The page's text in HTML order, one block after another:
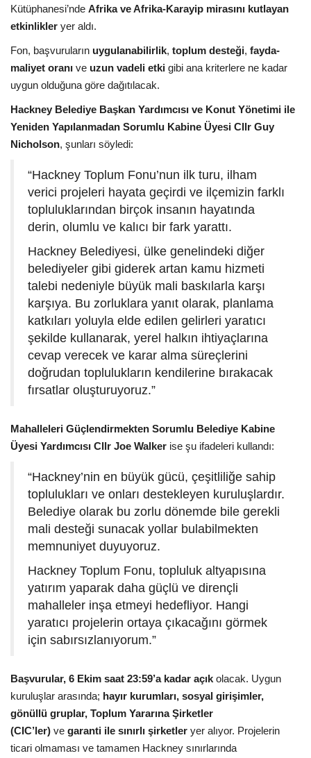
Hakkımızda
Galeri
İletişim
Dilim
English Turkish
Kütüphanesi’nde Afrika ve Afrika-Karayip mirasını kutlayan
etkinlikler yer aldı.
Fon, başvuruların uygulanabilirlik, toplum desteği, fayda-
maliyet oranı ve uzun vadeli etki gibi ana kriterlere ne kadar
uygun olduğuna göre dağıtılacak.
Hackney Belediye Başkan Yardımcısı ve Konut Yönetimi ile
Yeniden Yapılanmadan Sorumlu Kabine Üyesi Cllr Guy
Nicholson, şunları söyledi:
“Hackney Toplum Fonu’nun ilk turu, ilham
verici projeleri hayata geçirdi ve ilçemizin farklı
topluluklarından birçok insanın hayatında
derin, olumlu ve kalıcı bir fark yarattı.
Hackney Belediyesi, ülke genelindeki diğer
belediyeler gibi giderek artan kamu hizmeti
talebi nedeniyle büyük mali baskılarla karşı
karşıya. Bu zorluklara yanıt olarak, planlama
katkıları yoluyla elde edilen gelirleri yaratıcı
şekilde kullanarak, yerel halkın ihtiyaçlarına
cevap verecek ve karar alma süreçlerini
doğrudan toplulukların kendilerine bırakacak
fırsatlar oluşturuyoruz.”
Mahalleleri Güçlendirmekten Sorumlu Belediye Kabine
Üyesi Yardımcısı Cllr Joe Walker ise şu ifadeleri kullandı:
“Hackney’nin en büyük gücü, çeşitliliğe sahip
toplulukları ve onları destekleyen kuruluşlardır.
Belediye olarak bu zorlu dönemde bile gerekli
mali desteği sunacak yollar bulabilmekten
memnuniyet duyuyoruz.
Hackney Toplum Fonu, topluluk altyapısına
yatırım yaparak daha güçlü ve dirençli
mahalleler inşa etmeyi hedefliyor. Hangi
yaratıcı projelerin ortaya çıkacağını görmek
için sabırsızlanıyorum.”
Başvurular, 6 Ekim saat 23:59’a kadar açık olacak. Uygun
kuruluşlar arasında; hayır kurumları, sosyal girişimler,
gönüllü gruplar, Toplum Yararına Şirketler
(CIC’ler) ve garanti ile sınırlı şirketler yer alıyor. Projelerin
ticari olmaması ve tamamen Hackney sınırlarında